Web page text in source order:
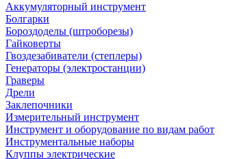
Аккумуляторный инструмент
Болгарки
Бороздоделы (штроборезы)
Гайковерты
Гвоздезабиватели (степлеры)
Генераторы (электростанции)
Граверы
Дрели
Заклепочники
Измерительный инструмент
Инструмент и оборудование по видам работ
Инструментальные наборы
Клуппы электрические